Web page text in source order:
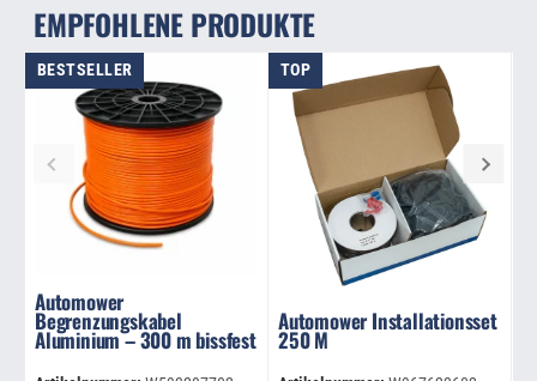
EMPFOHLENE PRODUKTE
BESTSELLER
Automower
Begrenzungskabel
Aluminium – 300 m bissfest
TOP
Automower Installationsset
250 M